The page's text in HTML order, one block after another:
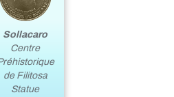
Sollacaro
Centre
de Filitosa
Statue